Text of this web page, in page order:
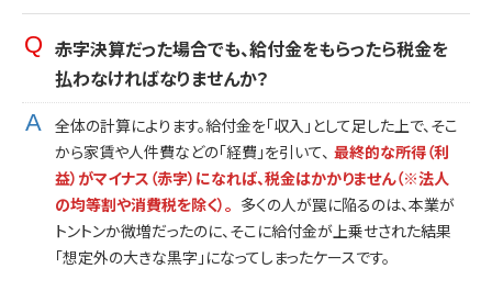
赤字決算だった場合でも、給付金をもらったら税金を
払わなければなりませんか？
全体の計算によります。給付金を「収入」として足した上で、そこ
から家賃や人件費などの「経費」を引いて、 最終的な所得（利
益）がマイナス（赤字）になれば、税金はかかりません（※法人
の均等割や消費税を除く）。 多くの人が罠に陥るのは、本業が
トントンか微増だったのに、そこに給付金が上乗せされた結果
「想定外の大きな黒字」になってしまったケースです。